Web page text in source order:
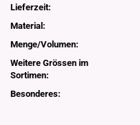
Lieferzeit:
Material:
Menge/Volumen:
Weitere Grössen im
Sortimen:
Besonderes: